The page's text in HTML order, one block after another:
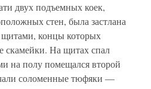
двух подъемных коек,
стен, была застлана
концы которых
скамейки. На щитах спал
на полу помещался второй
соломенные тюфяки —